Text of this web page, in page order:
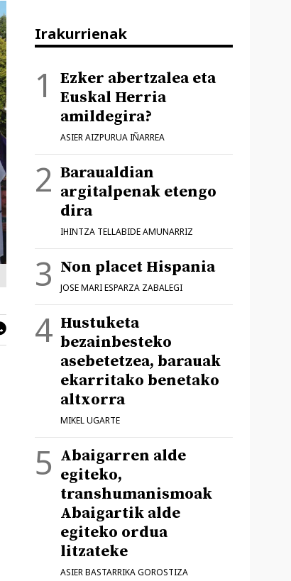
Irakurrienak
Ezker abertzalea eta
Euskal Herria
amildegira?
ASIER AIZPURUA IÑARREA
Baraualdian
argitalpenak etengo
dira
IHINTZA TELLABIDE AMUNARRIZ
Non placet Hispania
JOSE MARI ESPARZA ZABALEGI
Hustuketa
bezainbesteko
asebetetzea, barauak
ekarritako benetako
altxorra
MIKEL UGARTE
Abaigarren alde
egiteko,
transhumanismoak
Abaigartik alde
egiteko ordua
litzateke
ASIER BASTARRIKA GOROSTIZA